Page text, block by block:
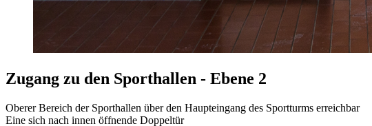
Zugang zu den Sporthallen - Ebene 2
Oberer Bereich der Sporthallen über den Haupteingang des Sportturms erreichbar
Eine sich nach innen öffnende Doppeltür